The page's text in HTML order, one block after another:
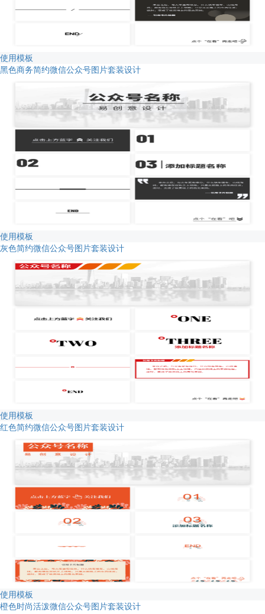
使用模板
黑色商务简约微信公众号图片套装设计
使用模板
灰色简约微信公众号图片套装设计
使用模板
红色简约微信公众号图片套装设计
使用模板
橙色时尚活泼微信公众号图片套装设计